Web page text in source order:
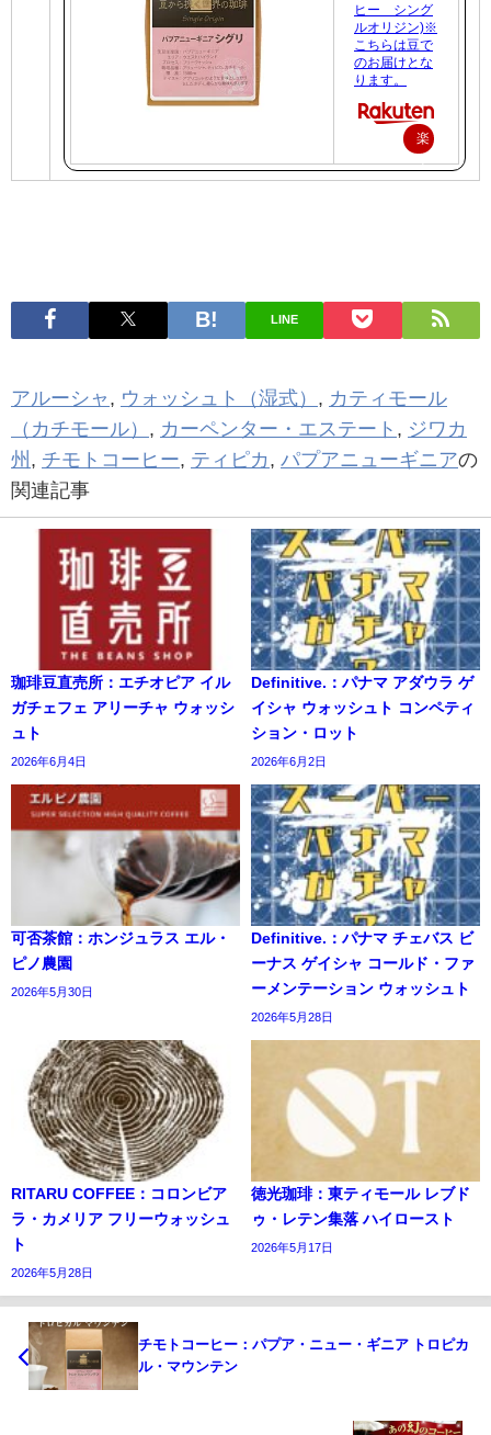
ヒー シング
ルオリジン)※
こちらは豆で
のお届けとな
ります。
楽
天
LINE
アルーシャ , ウォッシュト（湿式） , カティモール
（カチモール） , カーペンター・エステート , ジワカ
州 , チモトコーヒー, ティピカ, パプアニューギニアの
関連記事
珈琲豆直売所：エチオピア イル
ガチェフェ アリーチャ ウォッシ
ュト
2026年6月4日
Definitive.：パナマ アダウラ ゲ
イシャ ウォッシュト コンペティ
ション・ロット
2026年6月2日
可否茶館：ホンジュラス エル・
ピノ農園
2026年5月30日
Definitive.：パナマ チェバス ビ
ーナス ゲイシャ コールド・ファ
ーメンテーション ウォッシュト
2026年5月28日
RITARU COFFEE：コロンビア
ラ・カメリア フリーウォッシュ
ト
2026年5月28日
徳光珈琲：東ティモール レブド
ゥ・レテン集落 ハイロースト
2026年5月17日
チモトコーヒー：パプア・ニュー・ギニア トロピカ
ル・マウンテン